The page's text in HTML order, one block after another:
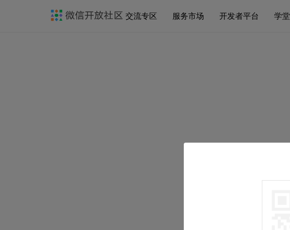
交流专区 服务市场 开发者平台 学堂